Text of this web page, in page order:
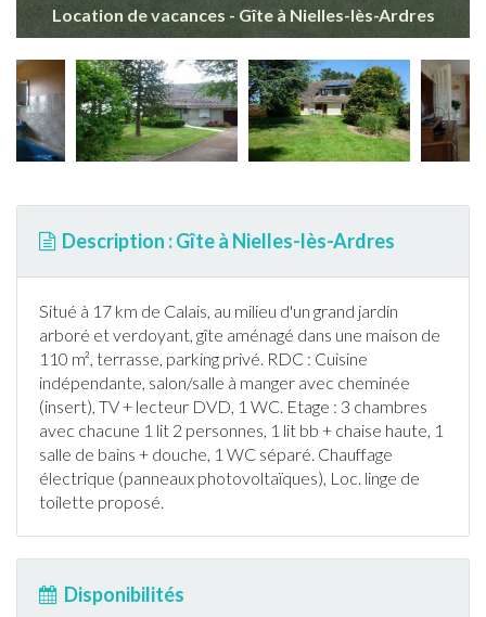
Location de vacances - Gîte à Nielles-lès-Ardres
Description : Gîte à Nielles-lès-Ardres
Situé à 17 km de Calais, au milieu d'un grand jardin
arboré et verdoyant, gîte aménagé dans une maison de
110 m², terrasse, parking privé. RDC : Cuisine
indépendante, salon/salle à manger avec cheminée
(insert), TV + lecteur DVD, 1 WC. Etage : 3 chambres
avec chacune 1 lit 2 personnes, 1 lit bb + chaise haute, 1
salle de bains + douche, 1 WC séparé. Chauffage
électrique (panneaux photovoltaïques), Loc. linge de
toilette proposé.
Disponibilités